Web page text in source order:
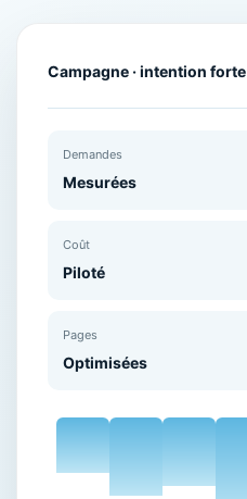
Campagne · intention forte
Demandes
Mesurées
Coût
Piloté
Pages
Optimisées